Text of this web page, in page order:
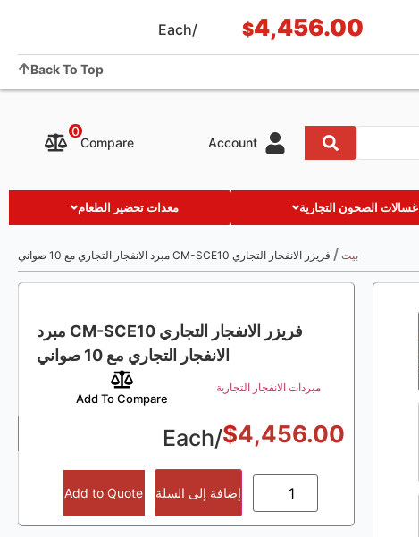
التطبيق والحالة مقالات معلومات عنا
Account
Compare
0
غسالات الصحون التجارية معدات تحضير الطعام
بيت / فريزر الانفجار التجاري CM-SCE10 مبرد الانفجار التجاري مع 10 صواني
فريزر الانفجار التجاري CM-SCE10 مبرد
الانفجار التجاري مع 10 صواني
مبردات الانفجار التجارية
Add To Compare
$4,456.00
/Each
إضافة إلى السلة Add to Quote
$4,456.00
/Each
Back To Top